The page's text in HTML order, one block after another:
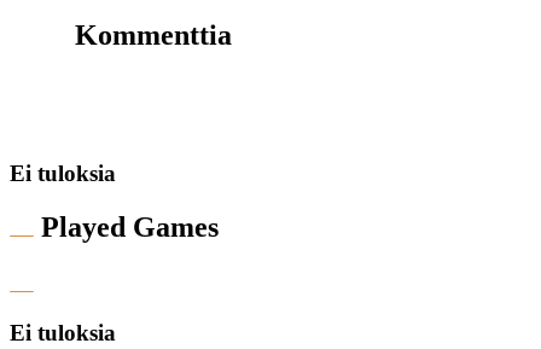
Kommenttia
Ei tuloksia
Played Games
Ei tuloksia